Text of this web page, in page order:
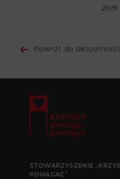
2019.
Powrót do aktualności
STOWARZYSZENIE
POMAGAĆ”